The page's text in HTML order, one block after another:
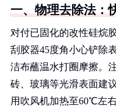
一、物理去除法：
对付已固化的改性硅烷
刮胶器45度角小心铲除
洁布蘸温水打圈摩擦。
砖、玻璃等光滑表面建
用吹风机加热至60℃左